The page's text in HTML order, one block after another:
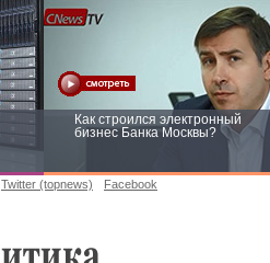
Как строился электронный
бизнес Банка Москвы?
Twitter (topnews) Facebook